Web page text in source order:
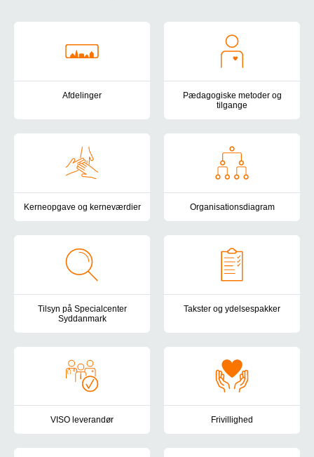
Afdelinger
Specialcenter Syddanmark har afdelinger i Otterup, Nørre
Pædagogiske metoder og
tilgange
Kerneopgave og kerneværdier Organisationsdiagram
Tilsyn på Specialcenter
Syddanmark
Takster og ydelsespakker
VISO leverandør Frivillighed